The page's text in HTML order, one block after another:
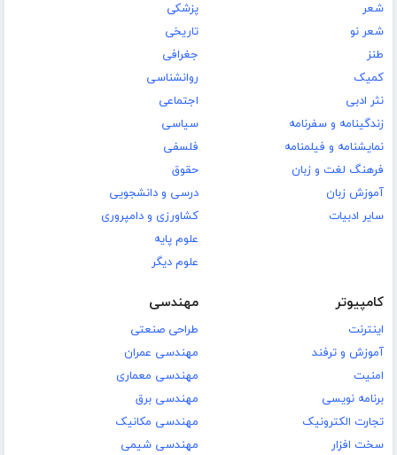
شعر
شعر نو
طنز
کمیک
نثر ادبی
زندگینامه و سفرنامه
نمایشنامه و فیلمنامه
فرهنگ لغت و زبان
آموزش زبان
سایر ادبیات
پزشکی
تاریخی
جغرافی
روانشناسی
اجتماعی
سیاسی
فلسفی
حقوق
درسی و دانشجویی
کشاورزی و دامپروری
علوم پایه
علوم دیگر
کامپیوتر
اینترنت
آموزش و ترفند
امنیت
برنامه نویسی
تجارت الکترونیک
سخت افزار
مهندسی
طراحی صنعتی
مهندسی عمران
مهندسی معماری
مهندسی برق
مهندسی مکانیک
مهندسی شیمی